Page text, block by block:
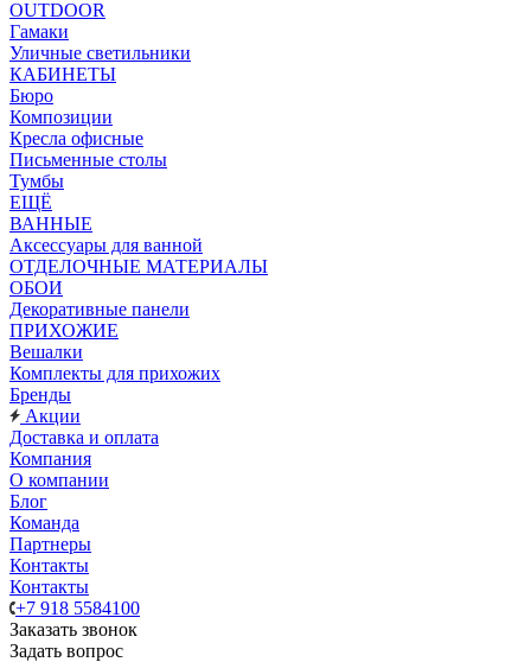
OUTDOOR
Гамаки
Уличные светильники
КАБИНЕТЫ
Бюро
Композиции
Кресла офисные
Письменные столы
Тумбы
ЕЩЁ
ВАННЫЕ
Аксессуары для ванной
ОТДЕЛОЧНЫЕ МАТЕРИАЛЫ
ОБОИ
Декоративные панели
ПРИХОЖИЕ
Вешалки
Комплекты для прихожих
Бренды
Акции
Доставка и оплата
Компания
О компании
Блог
Команда
Партнеры
Контакты
Контакты
+7 918 5584100
Заказать звонок
Задать вопрос